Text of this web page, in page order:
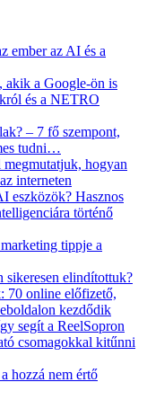
ember az AI és a
akik a Google-ön is
és a NETRO
– 7 fő szempont,
tudni…
megmutatjuk, hogyan
interneten
eszközök? Hasznos
történő
tippje a
elindítottuk?
70 online előfizető,
kezdődik
segít a ReelSopron
csomagokkal kitűnni
hozzá nem értő